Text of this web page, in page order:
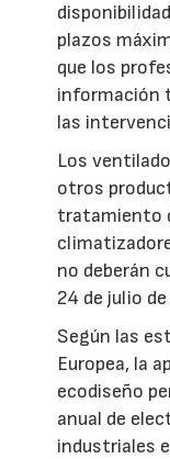
plazos
que los
información
las
Los
otros
tratamiento
no deberán
24 de julio
Según las
Europea, la
ecodiseño
anual de
industriales